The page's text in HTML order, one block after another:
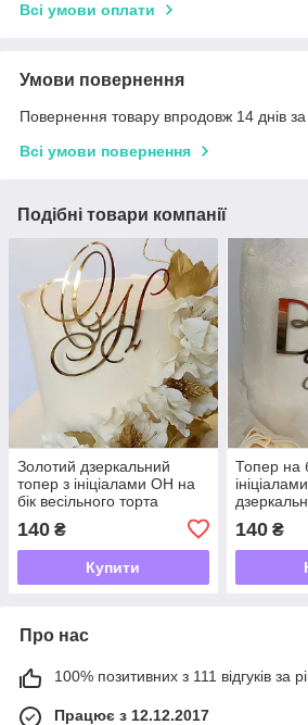
Всі умови оплати
Умови повернення
Повернення товару впродовж 14 днів
Всі умови повернення
Подібні товари компанії
Золотий дзеркальний
топер з ініціалами ОН на
бік весільного торта
140 ₴
Купити
Топер на
140₴
Про нас
100% позитивних з 111 відгуків за
Працює з 12.12.2017